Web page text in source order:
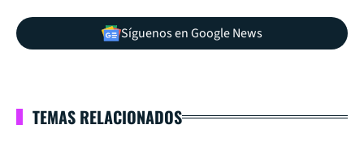
Síguenos en Google News
TEMAS RELACIONADOS